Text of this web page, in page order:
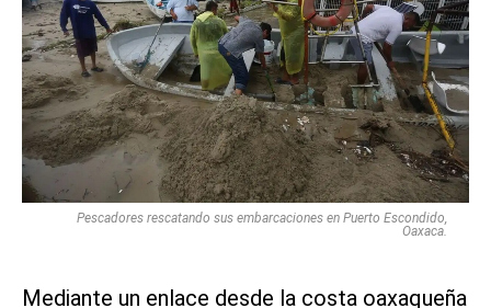
Pescadores rescatando sus embarcaciones en Puerto Escondido,
Oaxaca.
Mediante un enlace desde la costa oaxaqueña